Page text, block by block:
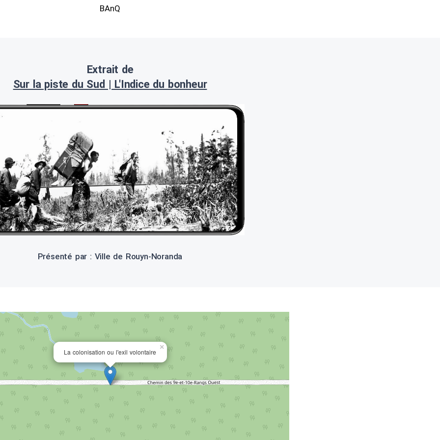
BAnQ
Extrait de
Sur la piste du Sud | L'Indice du bonheur
Présenté par : Ville de Rouyn-Noranda
La colonisation ou l'exil volontaire
×